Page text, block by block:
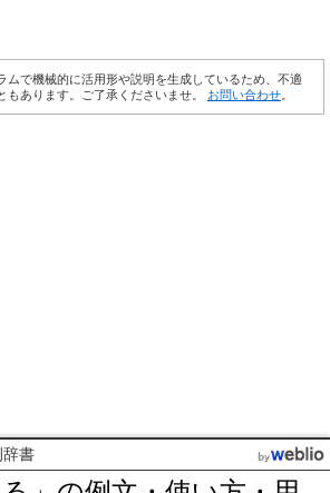
ムで機械的に活用形や説明を生成しているため、不適
もあります。ご了承くださいませ。 お問い合わせ
辞書